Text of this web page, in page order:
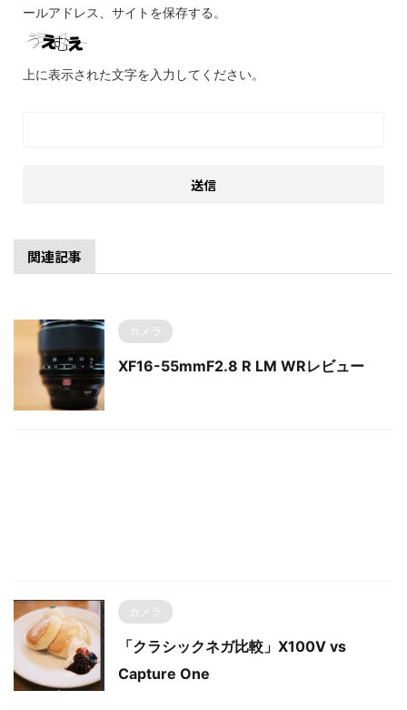
ールアドレス、サイトを保存する。
上に表示された文字を入力してください。
関連記事
カメラ
XF16-55mmF2.8 R LM WRレビュー
カメラ
「クラシックネガ比較」X100V vs
Capture One